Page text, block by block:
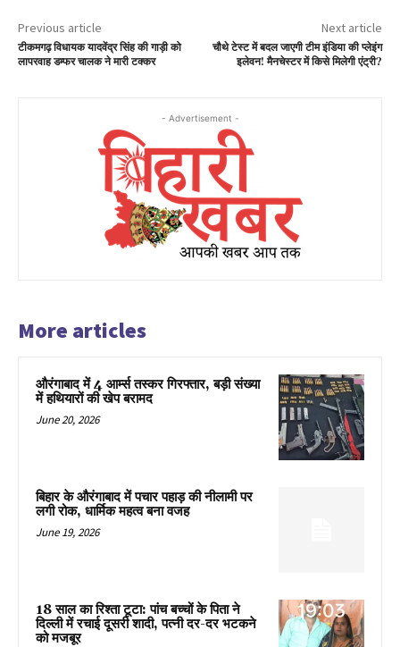
Previous article
टीकमगढ़ विधायक यादवेंद्र सिंह की गाड़ी को
लापरवाह डम्फर चालक ने मारी टक्कर
Next article
चौथे टेस्ट में बदल जाएगी टीम इंडिया की प्लेइंग
इलेवन! मैनचेस्टर में किसे मिलेगी एंट्री?
- Advertisement -
More articles
औरंगाबाद में 4 आर्म्स तस्कर गिरफ्तार, बड़ी संख्या
में हथियारों की खेप बरामद
June 20, 2026
बिहार के औरंगाबाद में पचार पहाड़ की नीलामी पर
लगी रोक, धार्मिक महत्व बना वजह
June 19, 2026
18 साल का रिश्ता टूटा: पांच बच्चों के पिता ने
दिल्ली में रचाई दूसरी शादी, पत्नी दर-दर भटकने
को मजबूर